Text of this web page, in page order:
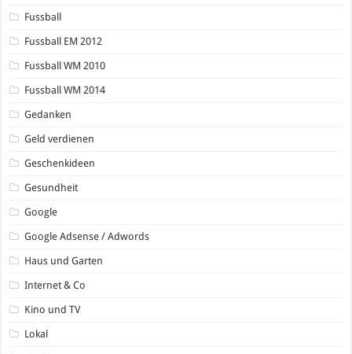
Fussball
Fussball EM 2012
Fussball WM 2010
Fussball WM 2014
Gedanken
Geld verdienen
Geschenkideen
Gesundheit
Google
Google Adsense / Adwords
Haus und Garten
Internet & Co
Kino und TV
Lokal